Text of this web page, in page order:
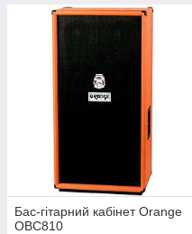
Бас-гітарний кабінет Orange
OBC810